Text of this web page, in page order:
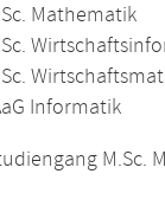
Mathematik
Informatik
M.Sc.